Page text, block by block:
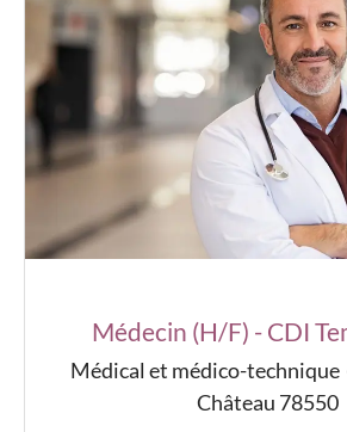
Médecin (H/F) - CDI
Médical et médico-technique
Château 78550